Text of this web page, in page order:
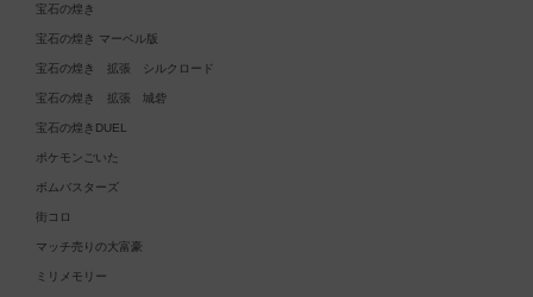
宝石の煌き
宝石の煌き マーベル版
宝石の煌き 拡張 シルクロード
宝石の煌き 拡張 城砦
宝石の煌きDUEL
ポケモンごいた
ボムバスターズ
街コロ
マッチ売りの大富豪
ミリメモリー